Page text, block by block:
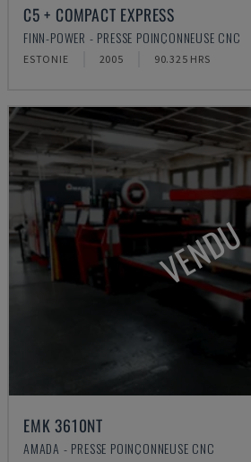
C5 + COMPACT EXPRESS
FINN-POWER - PRESSE POINÇONNEUSE CNC
ESTONIE 2005 90.325 HRS
VENDU
EMK 3610NT
AMADA - PRESSE POINÇONNEUSE CNC